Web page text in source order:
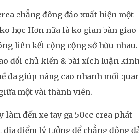
chẳng đông đảo xuất hiện một
học Hơn nữa là ko gian bàn giao
liên kết cộng cộng sở hữu nhau.
đổi chủ kiến & bài xích luận kinh
đã giúp nâng cao nhanh mối
một vài thành viên.
làm đến xe tay ga 50cc crea phát
điểm lý tưởng để chẳng đông